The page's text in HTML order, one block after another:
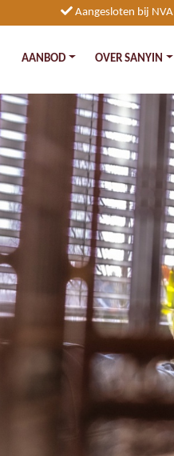
Aangesloten bij NVA
AANBOD OVER SANYIN